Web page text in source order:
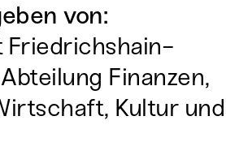
von:
Friedrichshain-
Finanzen,
Kultur und